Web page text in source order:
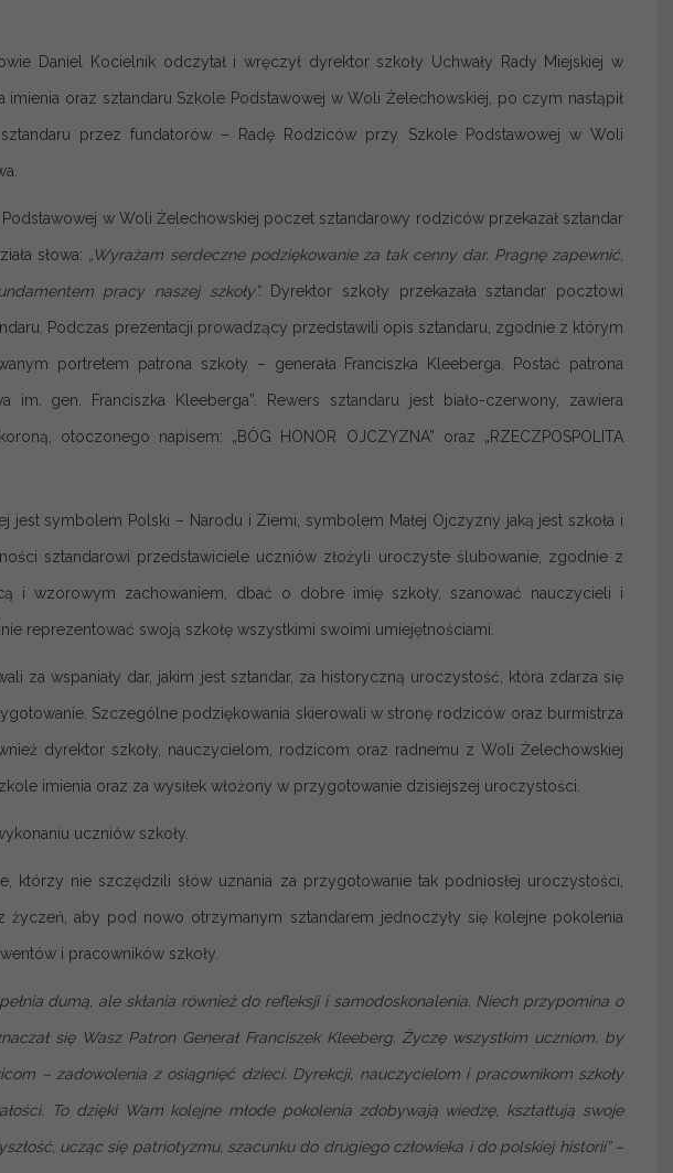
Daniel Kocielnik odczytał i wręczył dyrektor szkoły Uchwały Rady Miejskiej w
oraz sztandaru Szkole Podstawowej w Woli Żelechowskiej, po czym nastąpił
przez fundatorów – Radę Rodziców przy Szkole Podstawowej w Woli
w Woli Żelechowskiej poczet sztandarowy rodziców przekazał sztandar
słowa: „Wyrażam serdeczne podziękowanie za tak cenny dar. Pragnę zapewnić,
pracy naszej szkoły”.Dyrektor szkoły przekazała sztandar pocztowi
Podczas prezentacji prowadzący przedstawili opis sztandaru, zgodnie z którym
portretem patrona szkoły – generała Franciszka Kleeberga. Postać patrona
im. gen. Franciszka Kleeberga”. Rewers sztandaru jest biało-czerwony, zawiera
otoczonego napisem: „BÓG HONOR OJCZYZNA” oraz „RZECZPOSPOLITA
symbolem Polski – Narodu i Ziemi, symbolem Małej Ojczyzny jaką jest szkoła i
sztandarowi przedstawiciele uczniów złożyli uroczyste ślubowanie, zgodnie z
i wzorowym zachowaniem, dbać o dobre imię szkoły, szanować nauczycieli i
reprezentować swoją szkołę wszystkimi swoimi umiejętnościami.
za wspaniały dar, jakim jest sztandar, za historyczną uroczystość, która zdarza się
Szczególne podziękowania skierowali w stronę rodziców oraz burmistrza
dyrektor szkoły, nauczycielom, rodzicom oraz radnemu z Woli Żelechowskiej
imienia oraz za wysiłek włożony w przygotowanie dzisiejszej uroczystości.
uczniów szkoły.
którzy nie szczędzili słów uznania za przygotowanie tak podniosłej uroczystości,
życzeń, aby pod nowo otrzymanym sztandarem jednoczyły się kolejne pokolenia
i pracowników szkoły.
dumą, ale skłania również do refleksji i samodoskonalenia. Niech przypomina o
się Wasz Patron Generał Franciszek Kleeberg. Życzę wszystkim uczniom, by
– zadowolenia z osiągnięć dzieci. Dyrekcji, nauczycielom i pracownikom szkoły
To dzięki Wam kolejne młode pokolenia zdobywają wiedzę, kształtują swoje
ucząc się patriotyzmu, szacunku do drugiego człowieka i do polskiej historii” –